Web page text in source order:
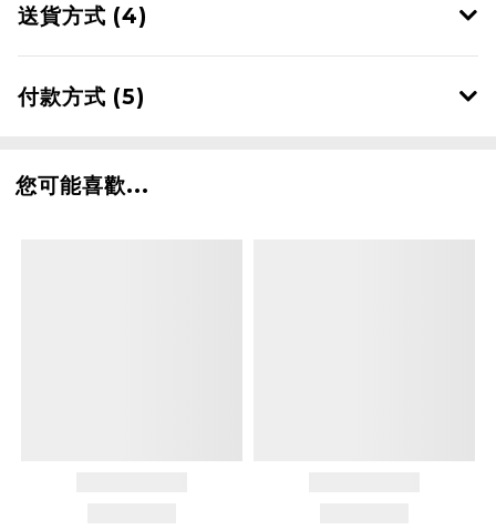
送貨方式 (4)
付款方式 (5)
您可能喜歡...